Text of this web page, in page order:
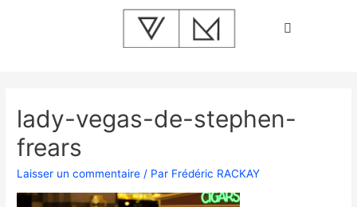
lady-vegas-de-stephen-
frears
Laisser un commentaire / Par Frédéric RACKAY